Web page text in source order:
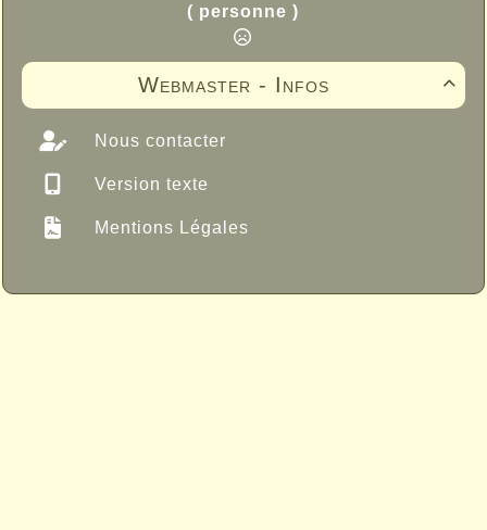
( personne )

Webmaster - Infos
Nous contacter
Version texte
Mentions Légales